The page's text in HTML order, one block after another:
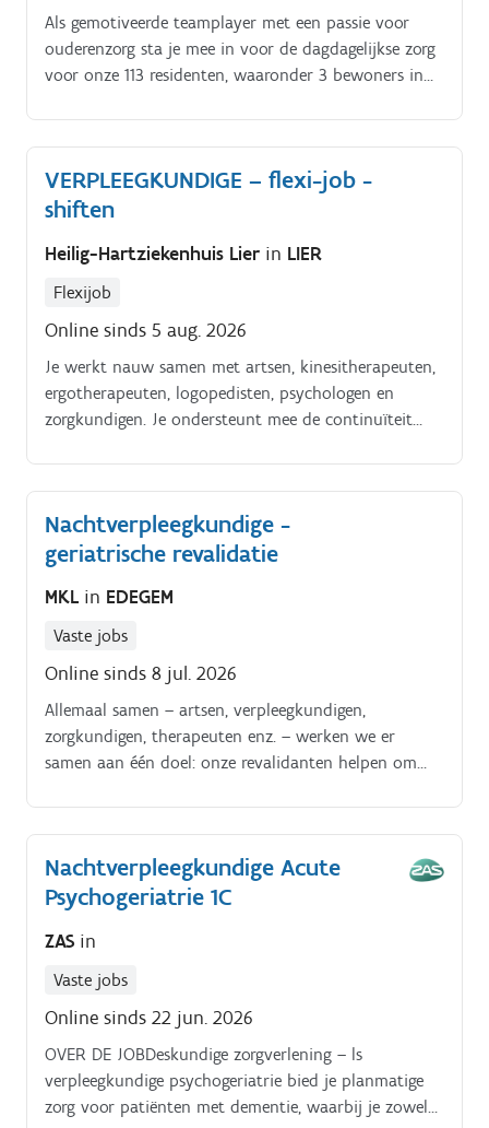
Als gemotiveerde teamplayer met een passie voor
ouderenzorg sta je mee in voor de dagdagelijkse zorg
voor onze 113 residenten, waaronder 3 bewoners in
(mede)verantwoordelijkheid voor de specifieke
verpleegkundige taken op de afdeling/leefgroepen
Binnen onze instelling ben je bereid om een specifiek
interesses, op te nemen binnen een themagroep.
VERPLEEGKUNDIGE – flexi-job -
shiften
Heilig-Hartziekenhuis Lier in LIER
Flexijob
Online sinds 5 aug. 2026
Je werkt nauw samen met artsen, kinesitherapeuten,
ergotherapeuten, logopedisten, psychologen en
zorgkundigen. Je ondersteunt mee de continuïteit
onverwachte afwezigheden.
Nachtverpleegkundige -
geriatrische revalidatie
MKL in EDEGEM
Vaste jobs
Online sinds 8 jul. 2026
Allemaal samen – artsen, verpleegkundigen,
zorgkundigen, therapeuten enz. – werken we er
samen aan één doel: onze revalidanten helpen om
Nachtverpleegkundige Acute
Psychogeriatrie 1C
ZAS in
Vaste jobs
Online sinds 22 jun. 2026
OVER DE JOBDeskundige zorgverlening – ls
verpleegkundige psychogeriatrie bied je planmatige
zorg voor patiënten met dementie, waarbij je zowel